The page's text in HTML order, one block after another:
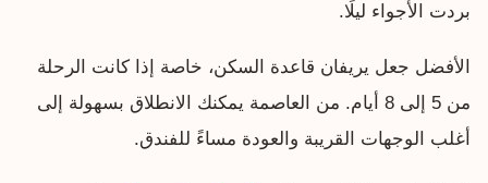
بردت الأجواء ليلًا.
الأفضل جعل يريفان قاعدة السكن، خاصة إذا كانت الرحلة
من 5 إلى 8 أيام. من العاصمة يمكنك الانطلاق بسهولة إلى
أغلب الوجهات القريبة والعودة مساءً للفندق.